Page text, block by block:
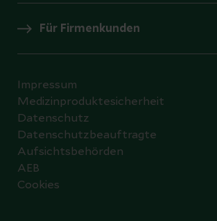
Für Firmenkunden
Impressum
Medizinproduktesicherheit
Datenschutz
Datenschutzbeauftragte
Aufsichtsbehörden
AEB
Cookies